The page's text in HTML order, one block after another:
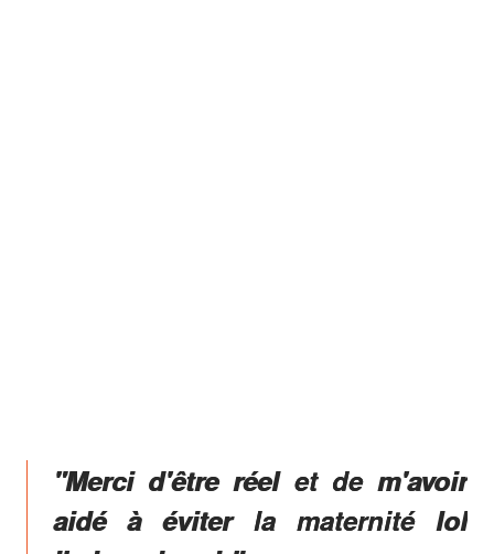
"Merci d'être réel et de m'avoir
aidé à éviter la maternité lol